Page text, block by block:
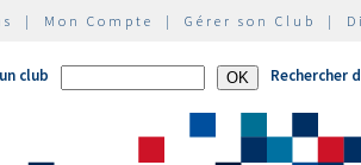
| Mon Compte | Gérer son Club |
club Rechercher